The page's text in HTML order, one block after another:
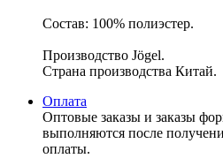
Состав: 100% полиэстер.
Производство Jögel.
Страна производства Китай.
Оплата
Оптовые заказы и заказы
выполняются после
оплаты.